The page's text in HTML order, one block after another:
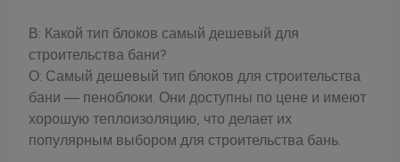
В: Какой тип блоков самый дешевый для
строительства бани?
О: Самый дешевый тип блоков для строительства
бани — пеноблоки. Они доступны по цене и имеют
хорошую теплоизоляцию, что делает их
популярным выбором для строительства бань.